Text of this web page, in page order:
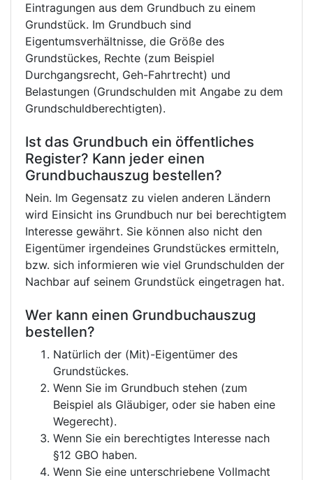
Eintragungen aus dem Grundbuch zu einem
Grundstück. Im Grundbuch sind
Eigentumsverhältnisse, die Größe des
Grundstückes, Rechte (zum Beispiel
Durchgangsrecht, Geh-Fahrtrecht) und
Belastungen (Grundschulden mit Angabe zu dem
Grundschuldberechtigten).
Ist das Grundbuch ein öffentliches
Register? Kann jeder einen
Grundbuchauszug bestellen?
Nein. Im Gegensatz zu vielen anderen Ländern
wird Einsicht ins Grundbuch nur bei berechtigtem
Interesse gewährt. Sie können also nicht den
Eigentümer irgendeines Grundstückes ermitteln,
bzw. sich informieren wie viel Grundschulden der
Nachbar auf seinem Grundstück eingetragen hat.
Wer kann einen Grundbuchauszug
bestellen?
Natürlich der (Mit)-Eigentümer des
Grundstückes.
Wenn Sie im Grundbuch stehen (zum
Beispiel als Gläubiger, oder sie haben eine
Wegerecht).
Wenn Sie ein berechtigtes Interesse nach
§12 GBO haben.
Wenn Sie eine unterschriebene Vollmacht